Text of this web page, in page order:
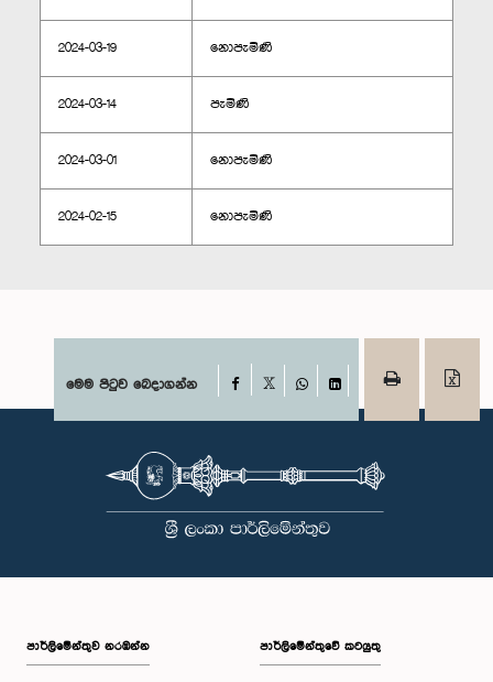
2024-03-19 නොපැමිණි
2024-03-14 පැමිණි
2024-03-01 නොපැමිණි
2024-02-15 නොපැමිණි
මෙම පිටුව බෙදාගන්න Facebook
WhatsAppLinkedIn
පාර්ලි‌මේන්තුව නරඹන්න පාර්ලිමේන්තුවේ කටයුතු